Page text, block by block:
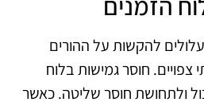
להקשות על ההורים
צפויים. חוסר גמישות בלוח
ולתחושת חוסר שליטה. כאשר